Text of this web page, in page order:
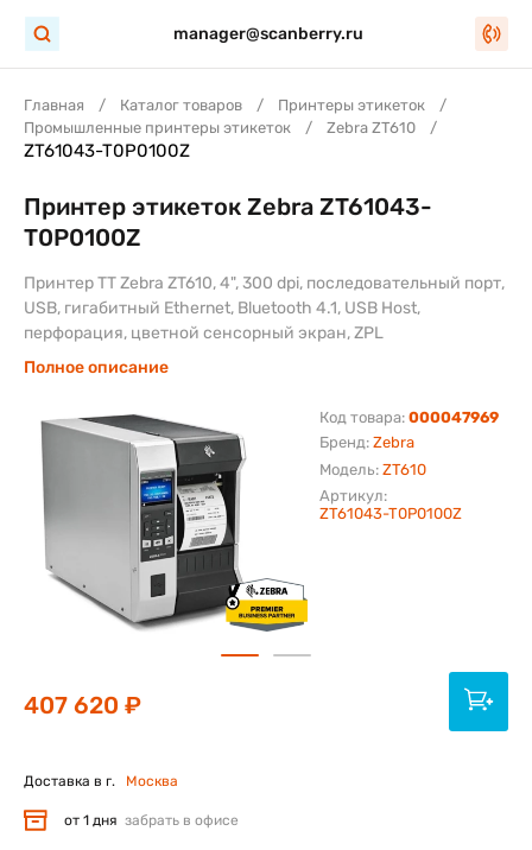
manager@scanberry.ru
Главная Каталог товаров
Принтеры этикеток
Промышленные принтеры этикеток
Zebra ZT610
ZT61043-T0P0100Z
Бренд: Zebra
Модель: ZT610
Код товара: 000047969
Артикул:
ZT61043-T0P0100Z
Принтер этикеток Zebra ZT61043-
T0P0100Z
Принтер TT Zebra ZT610, 4", 300 dpi, последовательный порт,
USB, гигабитный Ethernet, Bluetooth 4.1, USB Host,
перфорация, цветной сенсорный экран, ZPL
Полное описание
407 620 ₽
Доставка в г. Москва
от 1 дня забрать в офисе